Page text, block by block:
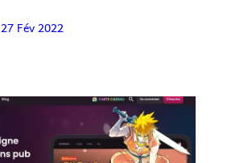
27 Fév 2022